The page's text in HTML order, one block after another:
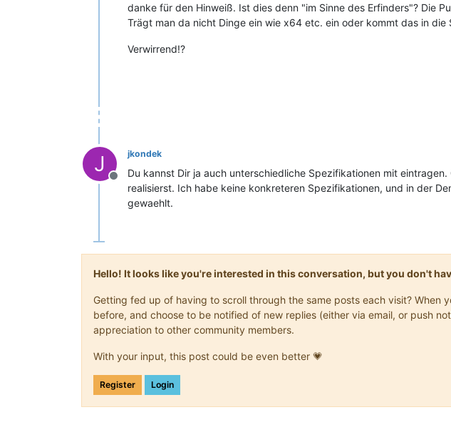
danke für den Hinweiß. Ist dies denn "im Sinne des Erfinders"? Die
Trägt man da nicht Dinge ein wie x64 etc. ein oder kommt das in die
Verwirrend!?
J
Offline
jkondek
Du kannst Dir ja auch unterschiedliche Spezifikationen mit
realisierst. Ich habe keine konkreteren Spezifikationen, und in der
gewaehlt.
Hello! It looks like you're interested in this conversation, but you don't
Getting fed up of having to scroll through the same posts each visit?
before, and choose to be notified of new replies (either via email, or push
appreciation to other community members.
With your input, this post could be even better 💗
Register Login